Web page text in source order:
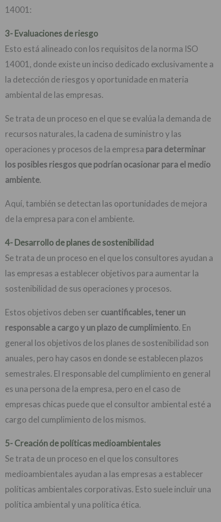
14001:
3- Evaluaciones de riesgo
Esto está alineado con los requisitos de la norma ISO
14001, donde existe un inciso dedicado exclusivamente a
la detección de riesgos y oportunidade en materia
ambiental de las empresas.
Se trata de un proceso en el que se evalúa la demanda de
recursos naturales, la cadena de suministro y las
operaciones y procesos de la empresa para determinar
los posibles riesgos que podrían ocasionar para el medio
ambiente.
Aquí, también se detectan las oportunidades de mejora
de la empresa para con el ambiente.
4- Desarrollo de planes de sostenibilidad
Se trata de un proceso en el que los consultores ayudan a
las empresas a establecer objetivos para aumentar la
sostenibilidad de sus operaciones y procesos.
Estos objetivos deben ser cuantificables, tener un
responsable a cargo y un plazo de cumplimiento. En
general los objetivos de los planes de sostenibilidad son
anuales, pero hay casos en donde se establecen plazos
semestrales. El responsable del cumplimiento en general
es una persona de la empresa, pero en el caso de
empresas chicas puede que el consultor ambiental esté a
cargo del cumplimiento de los mismos.
5- Creación de políticas medioambientales
Se trata de un proceso en el que los consultores
medioambientales ayudan a las empresas a establecer
políticas ambientales corporativas. Esto suele incluir una
política ambiental y una política ética.